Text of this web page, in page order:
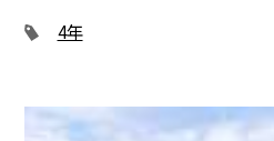
4年